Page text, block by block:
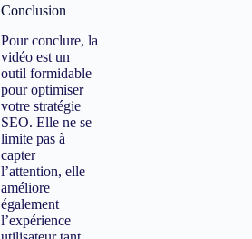
Conclusion
Pour conclure, la
vidéo est un
outil formidable
pour optimiser
votre stratégie
SEO. Elle ne se
limite pas à
capter
l’attention, elle
améliore
également
l’expérience